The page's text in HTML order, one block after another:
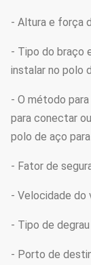
- Altura e força
- Tipo do braço
instalar no polo
- O método
para conectar
polo de aço
- Fator de
- Velocidade do
- Tipo de
- Porto de